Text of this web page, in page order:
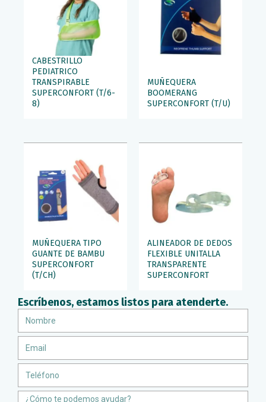
Escríbenos, estamos listos para atenderte.
Message
CABESTRILLO
PEDIATRICO
TRANSPIRABLE
SUPERCONFORT (T/6-
8)
MUÑEQUERA
BOOMERANG
SUPERCONFORT (T/U)
MUÑEQUERA TIPO
GUANTE DE BAMBU
SUPERCONFORT
(T/CH)
ALINEADOR DE DEDOS
FLEXIBLE UNITALLA
TRANSPARENTE
SUPERCONFORT